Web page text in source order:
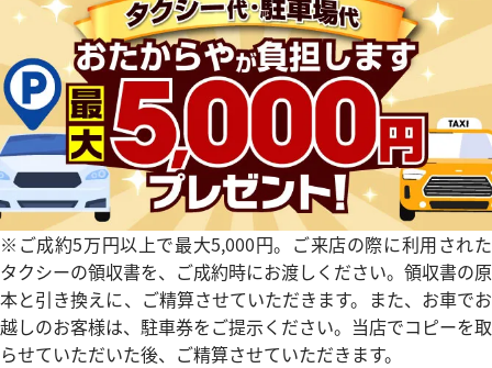
イマー IW354807
格
日時点の参考買取価格です
IWC ポートフィノ IW378302
参考買取価格
354,000 円
※2024年10月27日時点の参考
す
※ご成約5万円以上で最大5,000円。ご来店の際に利用された
タクシーの領収書を、ご成約時にお渡しください。領収書の原
本と引き換えに、ご精算させていただきます。また、お車でお
越しのお客様は、駐車券をご提示ください。当店でコピーを取
らせていただいた後、ご精算させていただきます。